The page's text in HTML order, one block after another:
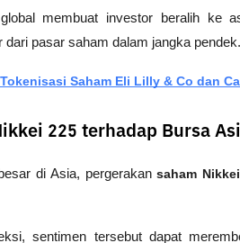
global membuat investor beralih ke
pasar saham dalam jangka pendek.
Saham Eli Lilly & Co dan
225 terhadap Bursa
di Asia, pergerakan saham
sentimen tersebut dapat